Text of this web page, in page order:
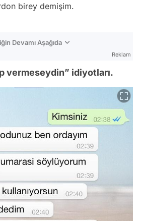
birey demişim.
Devamı Aşağıda
Reklam
vermeseydin” idiyotları.